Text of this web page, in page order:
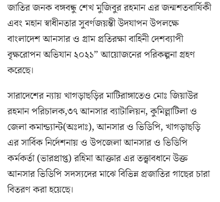
জাতির জনক বঙ্গবন্ধু শেখ মুজিবুর রহমান এর জন্মশতবার্ষিকী
এবং মহান স্বাধীনতার সুবর্ণজয়ন্তী উদযাপন উপলক্ষে
বাংলাদেশ আনসার ও গ্রাম প্রতিরক্ষা বাহিনী দেশব্যাপী
বৃক্ষরোপন অভিযান ২০২১” আয়োজনের পরিকল্পনা গ্রহণ
করেছে।
সারাদেশের ন্যায় খাগড়াছড়ির মাটিরাঙ্গাতেও মোঃ জিয়াউর
রহমান পরিচালক,৩৭ আনসার ব্যাটালিয়ন, কুমিল্লাটিলা ও
জেলা কমান্ড্যান্ট(অঃদাঃ), আনসার ও ভিডিপি, খাগড়াছড়ি
এর সার্বিক নির্দেশনায় ও উপজেলা আনসার ও ভিডিপি
কর্মকর্তা (ভারপ্রাপ্ত) রহিমা আক্তার এর তত্ত্বাবধানে উক্ত
আনসার ভিডিপি সদস্যদের মাঝে বিভিন্ন প্রজাতির গাছের চারা
বিতরণ করা হয়েছে।